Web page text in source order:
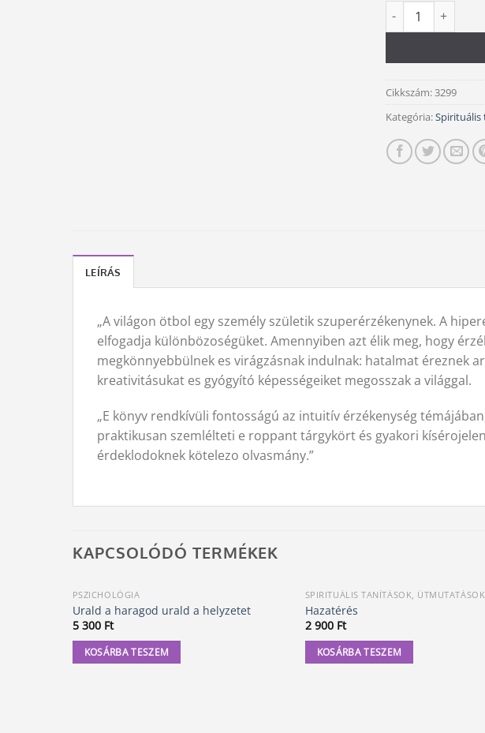
Hiperérzékenyek
Alternative:
Cikkszám:3299
Kategória:
LEÍRÁS
„A világon ötbol egy személy születik szuperérzékenynek. A
elfogadja különbözoségüket. Amennyiben azt élik meg, hogy
megkönnyebbülnek es virágzásnak indulnak: hatalmat éreznek
kreativitásukat es gyógyító képességeiket megosszak a világgal.
„E könyv rendkívüli fontosságú az intuitív érzékenység
praktikusan szemlélteti e roppant tárgykört és gyakori
érdeklodoknek kötelezo olvasmány.”
KAPCSOLÓDÓ TERMÉKEK
PSZICHOLÓGIA
Urald a haragod urald a helyzetet
5 300 Ft
KOSÁRBA TESZEM
SPIRITUÁLIS TANÍTÁSOK, ÚTMUTATÁSOK
Hazatérés
2 900 Ft
KOSÁRBA TESZEM